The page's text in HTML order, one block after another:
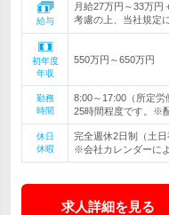
給与
月給27万円～33万
考慮の上、当社規定
初年度
年収
550万円～650万円
勤務
時間
8:00～17:00（所定
25時間程度です。※
休日
休暇
完全週休2日制（土
※会社カレンダーに
求人詳細を見る